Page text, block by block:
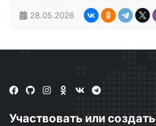
28.05.2026
Участвовать или создать